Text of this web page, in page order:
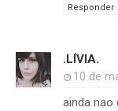
Responder
.LÍVIA.
10 de
ainda nao